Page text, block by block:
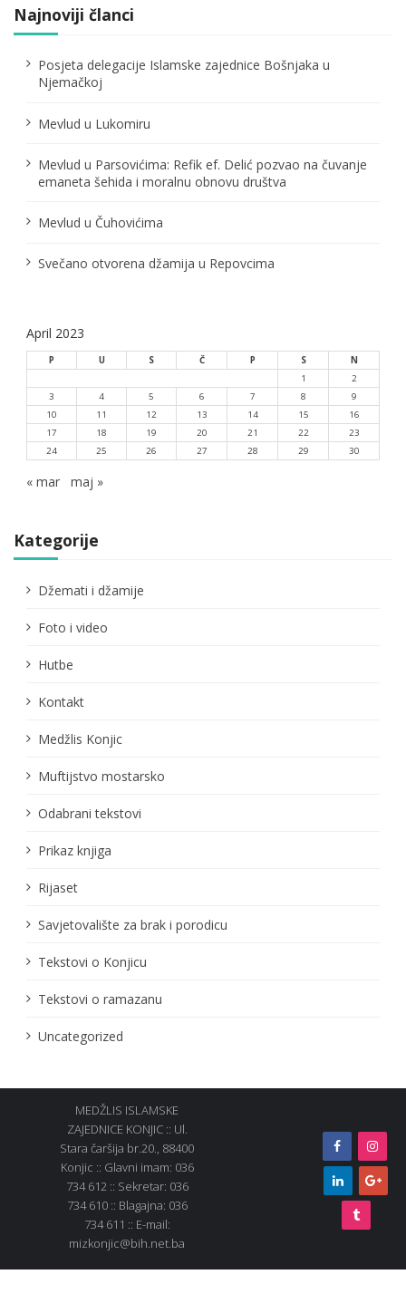
a
a
a
k
Najnoviji članci
Posjeta delegacije Islamske zajednice Bošnjaka u
Njemačkoj
Mevlud u Lukomiru
Mevlud u Parsovićima: Refik ef. Delić pozvao na čuvanje
emaneta šehida i moralnu obnovu društva
Mevlud u Čuhovićima
Svečano otvorena džamija u Repovcima
April 2023
P U S Č P S
N
1
2
3
4 5 6 7 8
9
10
11 12 13 14 15
16
17
18 19 20 21 22
23
24
25 26 27 28 29 30
« mar maj »
Kategorije
Džemati i džamije
Foto i video
Hutbe
Kontakt
Medžlis Konjic
Muftijstvo mostarsko
Odabrani tekstovi
Prikaz knjiga
Rijaset
Savjetovalište za brak i porodicu
Tekstovi o Konjicu
Tekstovi o ramazanu
Uncategorized
MEDŽLIS ISLAMSKE
ZAJEDNICE KONJIC :: Ul.
Stara čaršija br.20., 88400
Konjic :: Glavni imam: 036
734 612 :: Sekretar: 036
734 610 :: Blagajna: 036
734 611 :: E-mail:
mizkonjic@bih.net.ba